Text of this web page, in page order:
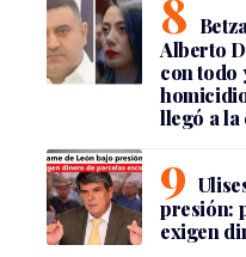
Alberto
con todo
llegó a
presión:
exigen